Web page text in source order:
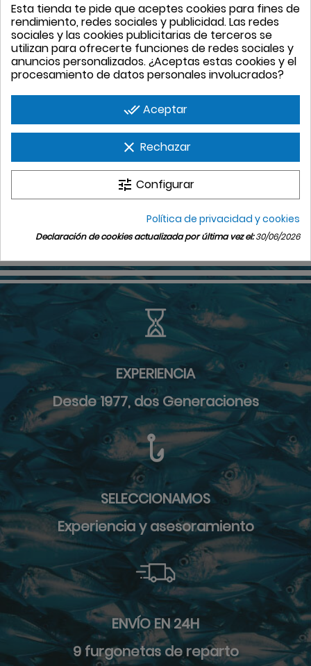
PRODUCTOS 
NUESTRA EMPRESA
INFORMACIÓN DE LA TIENDA
EXPERIENCIA
Desde 1977, dos Generaciones
SELECCIONAMOS
Experiencia y asesoramiento
ENVÍO EN 24H
9 furgonetas de reparto
Esta tienda te pide que aceptes cookies para fines de
rendimiento, redes sociales y publicidad. Las redes
sociales y las cookies publicitarias de terceros se
utilizan para ofrecerte funciones de redes sociales y
anuncios personalizados. ¿Aceptas estas cookies y el
procesamiento de datos personales involucrados?
done_allAceptar
clear Rechazar
tune Configurar
Política de privacidad y cookies
Declaración de cookies actualizada por última vez el:30/06/2026